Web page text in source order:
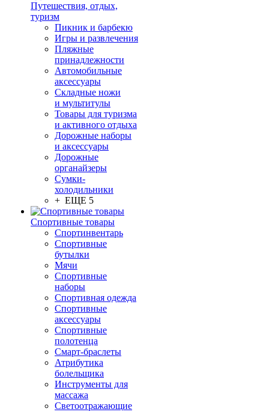
Путешествия, отдых,
туризм
Пикник и барбекю
Игры и развлечения
Пляжные
принадлежности
Автомобильные
аксессуары
Складные ножи
и мультитулы
Товары для туризма
и активного отдыха
Дорожные наборы
и аксессуары
Дорожные
органайзеры
Сумки-
холодильники
+ ЕЩЕ 5
Спортивные товары
Спортинвентарь
Спортивные
бутылки
Мячи
Спортивные
наборы
Спортивная одежда
Спортивные
аксессуары
Спортивные
полотенца
Смарт-браслеты
Атрибутика
болельщика
Инструменты для
массажа
Светоотражающие